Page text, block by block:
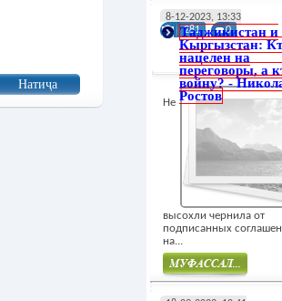
8-12-2023, 13:33
281
0
Таджикистан и
Кыргызстан:
нацелен на
переговоры, а
войну? -
Ростов
Не
высохли чернила от
подписанных
на...